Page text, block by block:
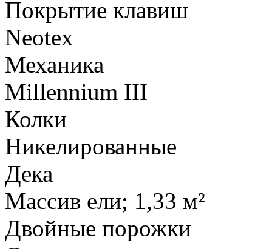
Покрытие клавиш
Neotex
Механика
Millennium III
Колки
Никелированные
Дека
Массив ели; 1,33 м²
Двойные порожки